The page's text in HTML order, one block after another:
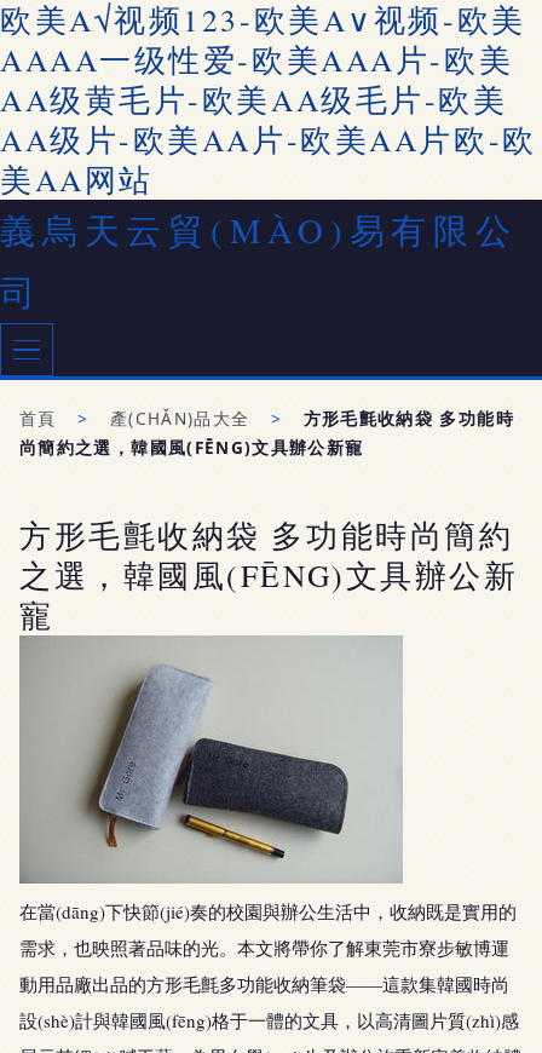
欧美A√视频123-欧美A∨视频-欧美
AAAA一级性爱-欧美AAA片-欧美
AA级黄毛片-欧美AA级毛片-欧美
AA级片-欧美AA片-欧美AA片欧-欧
美AA网站
義烏天云貿(MÀO)易有限公
司
首頁 > 產(CHǍN)品大全 >
方形毛氈收納袋 多功能時
尚簡約之選，韓國風(FĒNG)文具辦公新寵
方形毛氈收納袋 多功能時尚簡約
之選，韓國風(FĒNG)文具辦公新
寵
在當(dāng)下快節(jié)奏的校園與辦公生活中，收納既是實用的
需求，也映照著品味的光。本文將帶你了解東莞市寮步敏博運
動用品廠出品的方形毛氈多功能收納筆袋——這款集韓國時尚
設(shè)計與韓國風(fēng)格于一體的文具，以高清圖片質(zhì)感